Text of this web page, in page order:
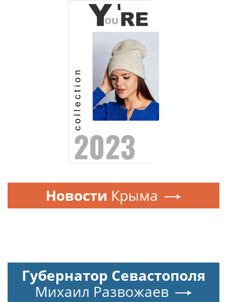
Новости Крыма
Губернатор Севастополя
Михаил Развожаев